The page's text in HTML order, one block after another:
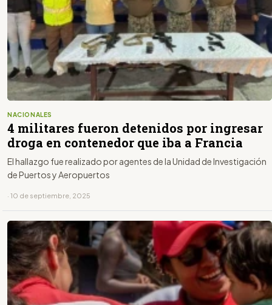
NACIONALES
4 militares fueron detenidos por ingresar
droga en contenedor que iba a Francia
El hallazgo fue realizado por agentes de la Unidad de Investigación
de Puertos y Aeropuertos
· 10 de septiembre, 2025